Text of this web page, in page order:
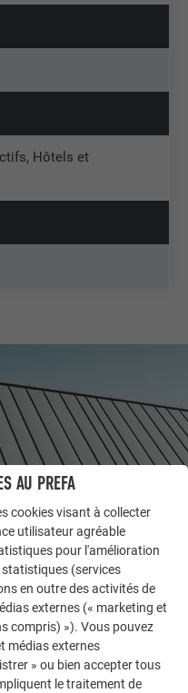
Hôtels et
démontre la
d’autres projets
en aluminium
AU PREFA
cookies visant à collecter
utilisateur agréable
pour l'amélioration
(services
en outre des activités de
externes (« marketing et
compris) »). Vous pouvez
médias externes
» ou bien accepter tous
le traitement de